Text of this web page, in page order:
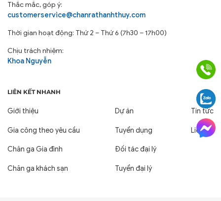
Thắc mắc, góp ý:
customerservice@chanrathanhthuy.com
Thời gian hoạt động: Thứ 2 – Thứ 6 (7h30 – 17h00)
Chịu trách nhiệm:
Khoa Nguyễn
LIÊN KẾT NHANH
Giới thiệu
Gia công theo yêu cầu
Chăn ga Gia đình
Chăn ga khách sạn
Dự án
Tuyển dụng
Đối tác đại lý
Tuyển đại lý
Tin tức
Liên hệ